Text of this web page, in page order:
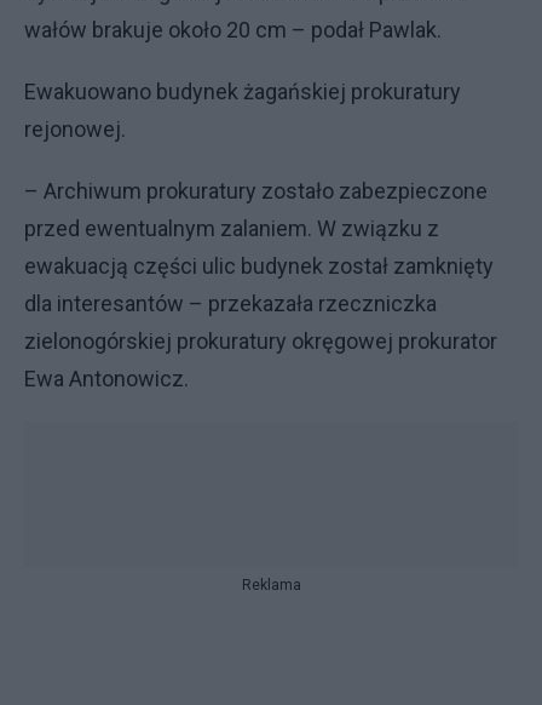
wałów brakuje około 20 cm – podał Pawlak.
Ewakuowano budynek żagańskiej prokuratury
rejonowej.
– Archiwum prokuratury zostało zabezpieczone
przed ewentualnym zalaniem. W związku z
ewakuacją części ulic budynek został zamknięty
dla interesantów – przekazała rzeczniczka
zielonogórskiej prokuratury okręgowej prokurator
Ewa Antonowicz.
Reklama